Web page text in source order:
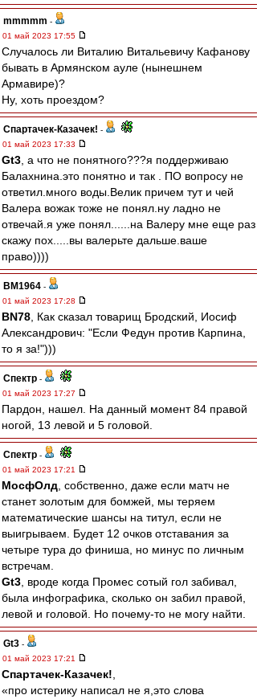
mmmmm -
01 май 2023 17:55
Случалось ли Виталию Витальевичу Кафанову
бывать в Армянском ауле (нынешнем
Армавире)?
Ну, хоть проездом?
Спартачек-Казачек! -
01 май 2023 17:33
Gt3 , а что не понятного???я поддерживаю
Балахнина.это понятно и так . ПО вопросу не
ответил.много воды.Велик причем тут и чей
Валера вожак тоже не понял.ну ладно не
отвечай.я уже понял......на Валеру мне еще раз
скажу пох.....вы валерьте дальше.ваше
право))))
BM1964 -
01 май 2023 17:28
BN78 , Как сказал товарищ Бродский, Иосиф
Александрович: "Если Федун против Карпина,
то я за!")))
Спектр -
01 май 2023 17:27
Пардон, нашел. На данный момент 84 правой
ногой, 13 левой и 5 головой.
Спектр -
01 май 2023 17:21
МосфОлд , собственно, даже если матч не
станет золотым для бомжей, мы теряем
математические шансы на титул, если не
выигрываем. Будет 12 очков отставания за
четыре тура до финиша, но минус по личным
встречам.
Gt3 , вроде когда Промес сотый гол забивал,
была инфографика, сколько он забил правой,
левой и головой. Но почему-то не могу найти.
Gt3 -
01 май 2023 17:21
Спартачек-Казачек!
«про истерику написал не я,это слова